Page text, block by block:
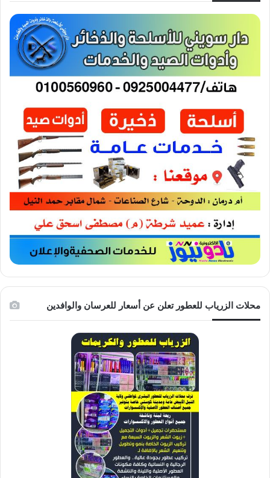
محلات الزرياب للعطور تعلن عن أسعار للعرسان والوافدين